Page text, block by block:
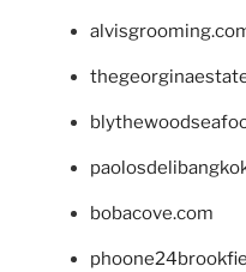
bobacove.com